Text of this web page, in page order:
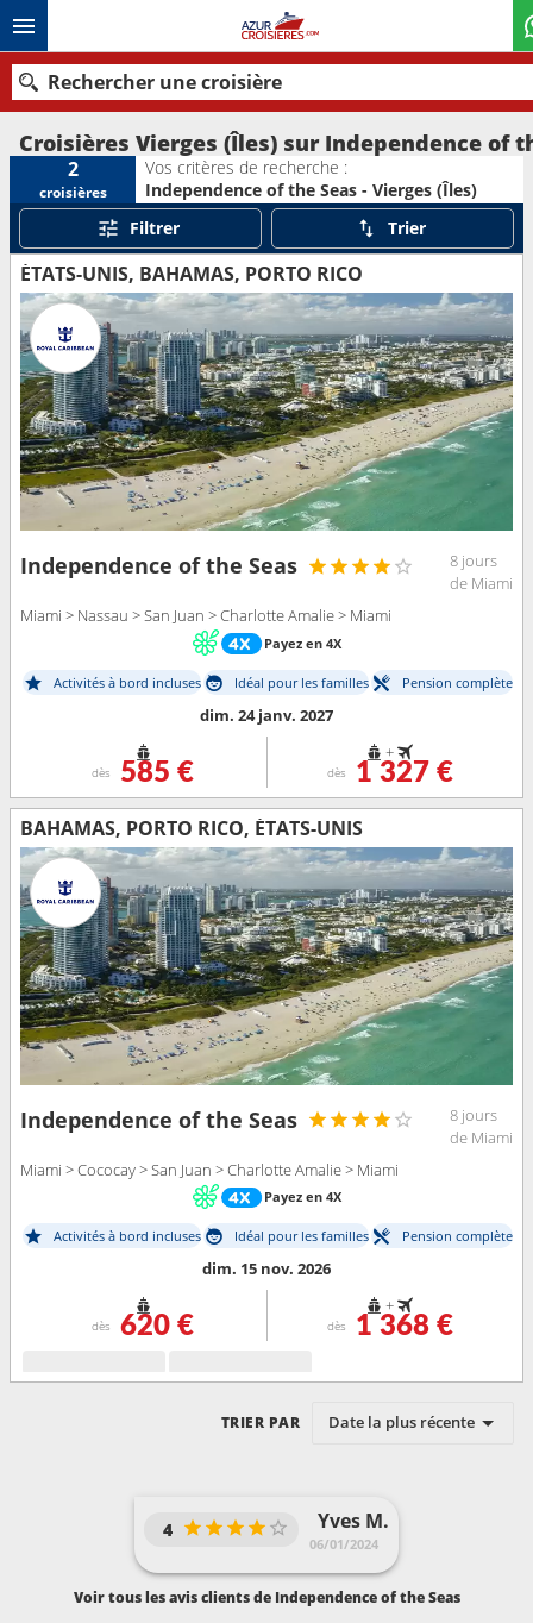
Rechercher une croisière
Nos destinations
Mois de départ
Ports Compagnies
Rechercher
Croisières Vierges (Îles) sur Independence of
2
croisières
Vos critères de recherche :
Independence of the Seas - Vierges (Îles)
Filtrer
Trier
ÉTATS-UNIS, BAHAMAS, PORTO RICO
Independence of the Seas
8 jours
de Miami
Miami > Nassau > San Juan > Charlotte Amalie > Miami
Payez en 4X
Activités à bord incluses Idéal pour les familles Pension complète
dim. 24 janv. 2027
dès 585 €
+
dès 1 327 €
BAHAMAS, PORTO RICO, ÉTATS-UNIS
Independence of the Seas
8 jours
de Miami
Miami > Cococay > San Juan > Charlotte Amalie > Miami
Payez en 4X
Activités à bord incluses Idéal pour les familles Pension complète
dim. 15 nov. 2026
dès 620 €
+
dès 1 368 €
TRIER PAR Date la plus récente
Yves M.
06/01/2024
4
Voir tous les avis clients de Independence of the Seas